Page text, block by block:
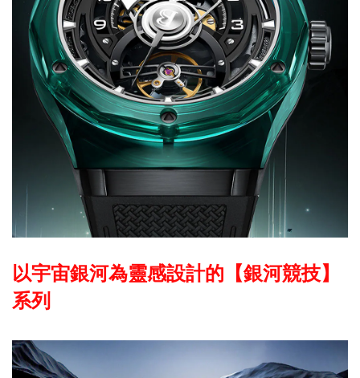
以宇宙銀河為靈感設計的【銀河競技】
系列